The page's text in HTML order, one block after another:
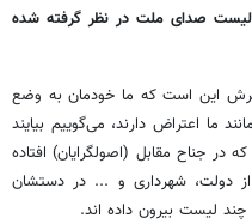
لیست صدای ملت در نظر گرفته شده
این است که ما خودمان به وضع
ما اعتراض دارند، می‌گوییم بیایند
در جناح مقابل (اصولگرایان) افتاده
دولت، شهرداری و ... در دستشان
چند لیست بیرون داده اند.